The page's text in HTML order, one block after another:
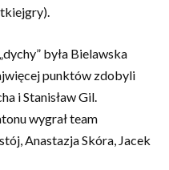
była Bielawska
punktów zdobyli
i Stanisław Gil.
wygrał team
Anastazja Skóra, Jacek